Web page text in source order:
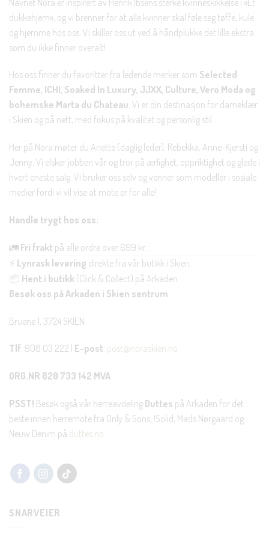
dukkehjem», og vi brenner for at alle kvinner skal føle seg tøffe, kule
og hjemme hos oss. Vi skiller oss ut ved å håndplukke det lille ekstra
som du ikke finner overalt!
Hos oss finner du favoritter fra ledende merker som Selected
Femme, ICHI, Soaked In Luxury, JJXX, Culture, Vero Moda og
bohemske Marta du Chateau. Vi er din destinasjon for dameklær
i Skien og på nett, med fokus på kvalitet og personlig stil.
Her på Nora møter du Anette (daglig leder), Rebekka, Anne-Kjersti og
Jenny. Vi elsker jobben vår og tror på ærlighet, oppriktighet og glede i
hvert eneste salg. Vi bruker oss selv og venner som modeller i sosiale
medier fordi vi vil vise at mote er for alle!
Handle trygt hos oss:
🚛 Fri frakt på alle ordre over 699 kr.
⚡ Lynrask levering direkte fra vår butikk i Skien.
📦 Hent i butikk (Click & Collect) på Arkaden.
Besøk oss på Arkaden i Skien sentrum
Bruene 1, 3724 SKIEN
Tlf: 908 03 222 | E-post: post@noraskien.no
ORG.NR 820 733 142 MVA
PSST! Besøk også vår herreavdeling Duttes på Arkaden for det
beste innen herremote fra Only & Sons, !Solid, Mads Nørgaard og
Neuw Denim på duttes.no
SNARVEIER